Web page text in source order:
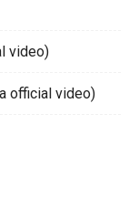
video)
official video)